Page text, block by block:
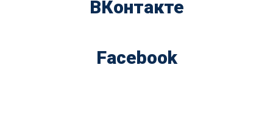
ВКонтакте
Facebook